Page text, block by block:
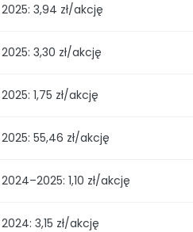
2025: 3,94 zł/akcję
2025: 3,30 zł/akcję
2025: 1,75 zł/akcję
2025: 55,46 zł/akcję
2024–2025: 1,10 zł/akcję
2024: 3,15 zł/akcję